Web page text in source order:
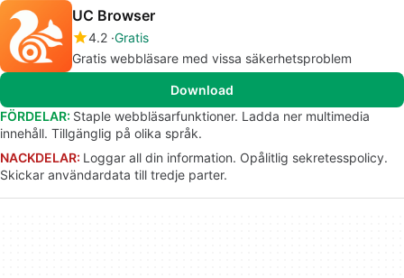
UC Browser
4.2 Gratis
Gratis webbläsare med vissa säkerhetsproblem
Download
FÖRDELAR: Staple webbläsarfunktioner. Ladda ner multimedia
innehåll. Tillgänglig på olika språk.
NACKDELAR: Loggar all din information. Opålitlig sekretesspolicy.
Skickar användardata till tredje parter.